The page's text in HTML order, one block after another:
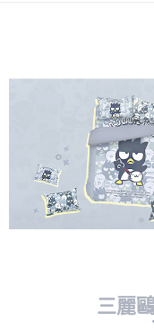
每筆NT$80，滿
三麗